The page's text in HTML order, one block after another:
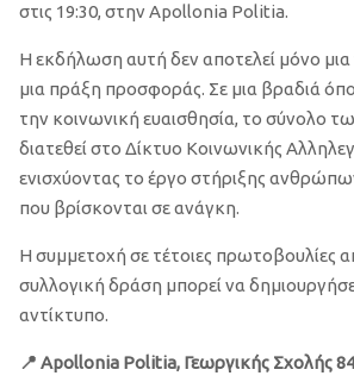
στις 19:30, στην Apollonia Politia.
Η εκδήλωση αυτή δεν αποτελεί μόνο
μια πράξη προσφοράς. Σε μια βραδιά
την κοινωνική ευαισθησία, το σύνολο
διατεθεί στο Δίκτυο Κοινωνικής
ενισχύοντας το έργο στήριξης
που βρίσκονται σε ανάγκη.
Η συμμετοχή σε τέτοιες πρωτοβουλίες
συλλογική δράση μπορεί να
αντίκτυπο.
📍 Apollonia Politia, Γεωργικής Σχολής 84